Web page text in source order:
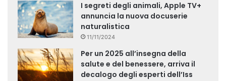
I segreti degli animali, Apple TV+
annuncia la nuova docuserie
naturalistica
11/11/2024
Per un 2025 all’insegna della
salute e del benessere, arriva il
decalogo degli esperti dell’Iss